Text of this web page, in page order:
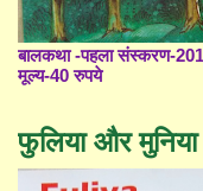
बालकथा -पहला संस्करण-
मूल्य-40 रुपये
फुलिया और मुनिया